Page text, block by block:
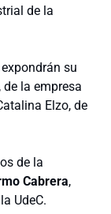
de la
su
, de la empresa
Elzo, de
de la
Cabrera,
UdeC.